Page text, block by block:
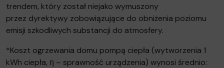
trendem, który został niejako wymuszony
przez dyrektywy zobowiązujące do obniżenia poziomu
emisji szkodliwych substancji do atmosfery.
*Koszt ogrzewania domu pompą ciepła (wytworzenia 1
kWh ciepła, η – sprawność urządzenia) wynosi średnio: